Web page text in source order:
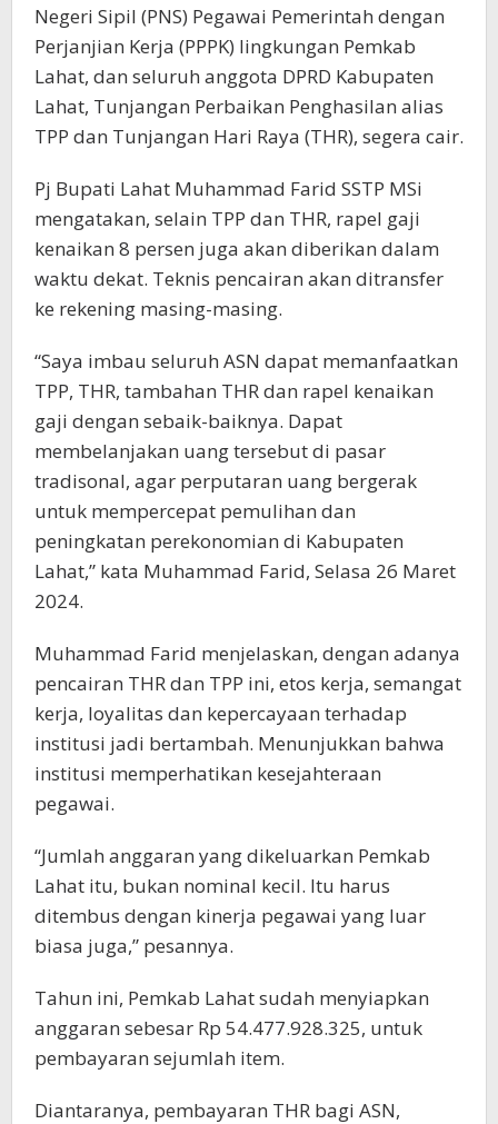
Negeri Sipil (PNS) Pegawai Pemerintah dengan
Perjanjian Kerja (PPPK) lingkungan Pemkab
Lahat, dan seluruh anggota DPRD Kabupaten
Lahat, Tunjangan Perbaikan Penghasilan alias
TPP dan Tunjangan Hari Raya (THR), segera cair.
Pj Bupati Lahat Muhammad Farid SSTP MSi
mengatakan, selain TPP dan THR, rapel gaji
kenaikan 8 persen juga akan diberikan dalam
waktu dekat. Teknis pencairan akan ditransfer
ke rekening masing-masing.
“Saya imbau seluruh ASN dapat memanfaatkan
TPP, THR, tambahan THR dan rapel kenaikan
gaji dengan sebaik-baiknya. Dapat
membelanjakan uang tersebut di pasar
tradisonal, agar perputaran uang bergerak
untuk mempercepat pemulihan dan
peningkatan perekonomian di Kabupaten
Lahat,” kata Muhammad Farid, Selasa 26 Maret
2024.
Muhammad Farid menjelaskan, dengan adanya
pencairan THR dan TPP ini, etos kerja, semangat
kerja, loyalitas dan kepercayaan terhadap
institusi jadi bertambah. Menunjukkan bahwa
institusi memperhatikan kesejahteraan
pegawai.
“Jumlah anggaran yang dikeluarkan Pemkab
Lahat itu, bukan nominal kecil. Itu harus
ditembus dengan kinerja pegawai yang luar
biasa juga,” pesannya.
Tahun ini, Pemkab Lahat sudah menyiapkan
anggaran sebesar Rp 54.477.928.325, untuk
pembayaran sejumlah item.
Diantaranya, pembayaran THR bagi ASN,